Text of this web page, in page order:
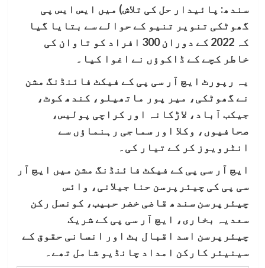
سندھ: پائیدار حل کی تلاش) میں ایس ایس پی
گھوٹکی تنویر تنیو کے حوالے سے بتایا گیا
کہ 2022 کے دوران 300 افراد کو تاوان کی
خاطر کچے کے ڈاکوؤں نے اغوا کیا۔
یہ رپورٹ ایچ آر سی پی کے فیکٹ فائنڈنگ مشن
نے گھوٹکی، میر پور ماتھیلو، کندھ کوٹ،
جیکب آباد، لاڑکانہ اور کراچی پولیس،
صحافیوں، وکلا اور سماجی رہنماؤں سے
انٹرویوز کر کے تیار کی۔
ایچ آر سی پی کے فیکٹ فائنڈنگ مشن میں ایچ آر
سی پی کی چیئرپرسن حنا جیلانی، وائس
چیئرپرسن سندھ قاضی خضر حبیب، کونسل رکن
سعدیہ بخاری، ایچ آر سی پی کے شریک
چیئرپرسن اسد اقبال بٹ اور انسانی حقوق کے
سینیئر کارکن امداد چانڈیو شامل تھے۔